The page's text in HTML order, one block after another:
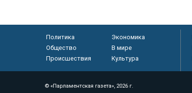
Политика
Экономика
Общество
В мире
Происшествия
Культура
© «Парламентская газета», 2026 г.